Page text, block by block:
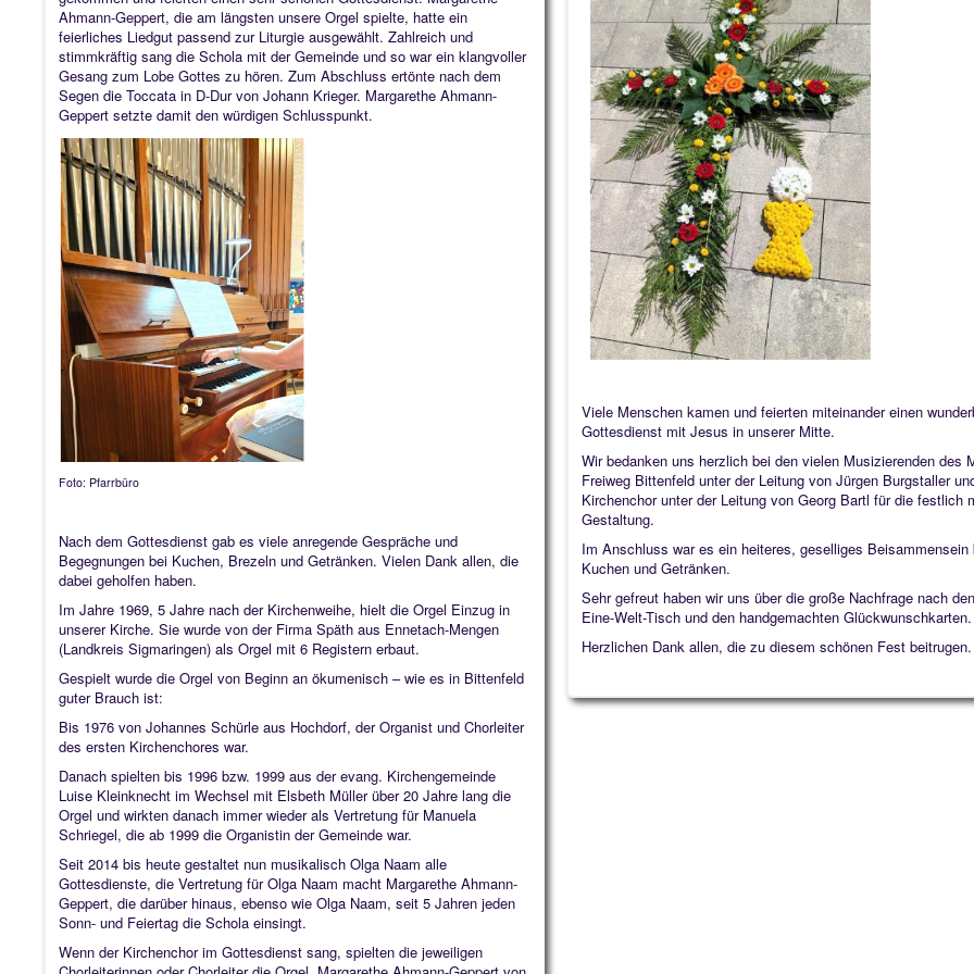
Ahmann-Geppert, die am längsten unsere Orgel spielte, hatte ein
feierliches Liedgut passend zur Liturgie ausgewählt. Zahlreich und
stimmkräftig sang die Schola mit der Gemeinde und so war ein klangvoller
Gesang zum Lobe Gottes zu hören. Zum Abschluss ertönte nach dem
Segen die Toccata in D-Dur von Johann Krieger. Margarethe Ahmann-
Geppert setzte damit den würdigen Schlusspunkt.
Foto: Pfarrbüro
Nach dem Gottesdienst gab es viele anregende Gespräche und
Begegnungen bei Kuchen, Brezeln und Getränken. Vielen Dank allen, die
dabei geholfen haben.
Im Jahre 1969, 5 Jahre nach der Kirchenweihe, hielt die Orgel Einzug in
unserer Kirche. Sie wurde von der Firma Späth aus Ennetach-Mengen
(Landkreis Sigmaringen) als Orgel mit 6 Registern erbaut.
Gespielt wurde die Orgel von Beginn an ökumenisch – wie es in Bittenfeld
guter Brauch ist:
Bis 1976 von Johannes Schürle aus Hochdorf, der Organist und Chorleiter
des ersten Kirchenchores war.
Danach spielten bis 1996 bzw. 1999 aus der evang. Kirchengemeinde
Luise Kleinknecht im Wechsel mit Elsbeth Müller über 20 Jahre lang die
Orgel und wirkten danach immer wieder als Vertretung für Manuela
Schriegel, die ab 1999 die Organistin der Gemeinde war.
Seit 2014 bis heute gestaltet nun musikalisch Olga Naam alle
Gottesdienste, die Vertretung für Olga Naam macht Margarethe Ahmann-
Geppert, die darüber hinaus, ebenso wie Olga Naam, seit 5 Jahren jeden
Sonn- und Feiertag die Schola einsingt.
Wenn der Kirchenchor im Gottesdienst sang, spielten die jeweiligen
Viele Menschen kamen und feierten miteinander einen
Gottesdienst mit Jesus in unserer Mitte.
Wir bedanken uns herzlich bei den vielen Musizierenden des
Freiweg Bittenfeld unter der Leitung von Jürgen Burgstaller
Kirchenchor unter der Leitung von Georg Bartl für die festlich
Gestaltung.
Im Anschluss war es ein heiteres, geselliges Beisammensein
Kuchen und Getränken.
Sehr gefreut haben wir uns über die große Nachfrage nach
Eine-Welt-Tisch und den handgemachten Glückwunschkarten.
Herzlichen Dank allen, die zu diesem schönen Fest beitrugen.